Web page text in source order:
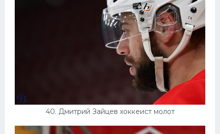
40. Дмитрий Зайцев хоккеист молот